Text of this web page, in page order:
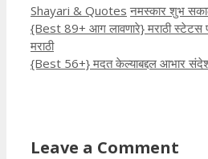
Categories
Shayari & Quotes Tags
नमस्कार शुभ
{Best 89+ आग लावणारे} मराठी स्टेटस
मराठी
{Best 56+} मदत केल्याबद्दल आभार
Leave a Comment